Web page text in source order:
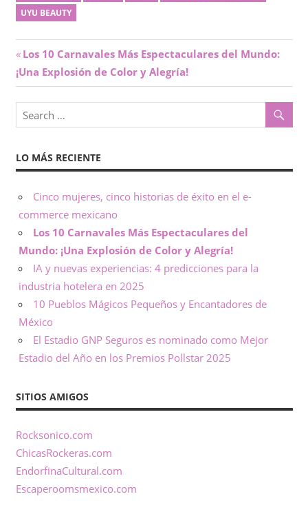
UYU BEAUTY
Navegación
de
entradas
Previous
Post:
Los 10 Carnavales Más Espectaculares del Mundo:
¡Una Explosión de Color y Alegría!
LO MÁS RECIENTE
Cinco mujeres, cinco historias de éxito en el e-
commerce mexicano
Los 10 Carnavales Más Espectaculares del
Mundo: ¡Una Explosión de Color y Alegría!
IA y nuevas experiencias: 4 predicciones para la
industria hotelera en 2025
10 Pueblos Mágicos Pequeños y Encantadores de
México
El Estadio GNP Seguros es nominado como Mejor
Estadio del Año en los Premios Pollstar 2025
SITIOS AMIGOS
Rocksonico.com
ChicasRockeras.com
EndorfinaCultural.com
Escaperoomsmexico.com